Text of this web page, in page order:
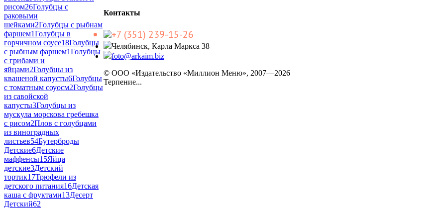
рисом26Голубцы с
раковыми
шейками2Голубцы с рыбнам
фаршем1Голубцы в
горчичном соусе18Голубцы
с рыбным фаршем1Голубцы
с грибами и
яйцами2Голубцы из
квашеной капусты6Голубцы
с томатным соуосм2Голубцы
из савойской
капусты3Голубцы из
мускула морскова гребешка
с рисом2Плов с голубцами
из виноградных
листьев54Бутерброды
Детские6Детские
маффенсы15Яйца
детские3Детский
тортик17Трюфели из
детского питания16Детская
каша с фруктами13Десерт
Детский62
Контакты
+7 (351) 239-15-26
Челябинск, Карла Маркса 38
foto@arkaim.biz
© ООО «Издательство «Миллион Меню», 2007—2026
Терпение...